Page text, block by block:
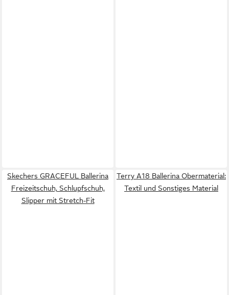
Skechers GRACEFUL Ballerina
Freizeitschuh, Schlupfschuh,
Slipper mit Stretch-Fit
Terry A18 Ballerina Obermaterial:
Textil und Sonstiges Material